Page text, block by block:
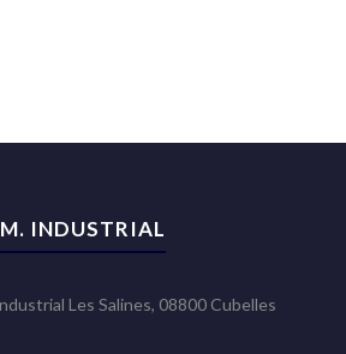
INDUSTRIAL
Les Salines, 08800 Cubelles